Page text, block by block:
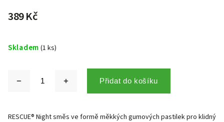
389 Kč
Skladem (1 ks)
Přidat do košíku
RESCUE® Night směs ve formě měkkých gumových pastilek pro klidný